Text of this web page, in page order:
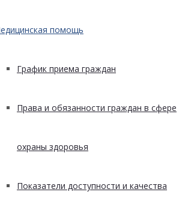
помощь
График приема граждан
Права и обязанности граждан в сфере
охраны здоровья
Показатели доступности и качества